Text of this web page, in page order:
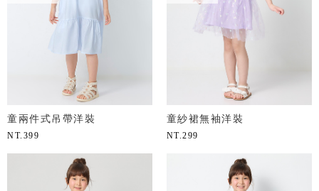
童兩件式吊帶洋裝
NT. 399
童紗裙無袖洋裝
NT.299